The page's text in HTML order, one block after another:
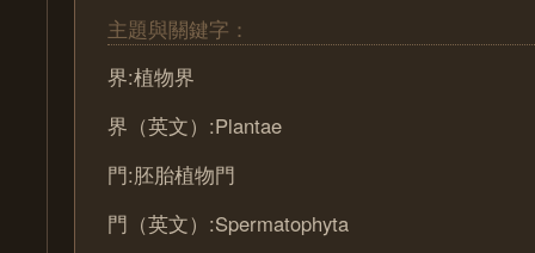
主題與關鍵字：
界:植物界
界（英文）:Plantae
門:胚胎植物門
門（英文）:Spermatophyta